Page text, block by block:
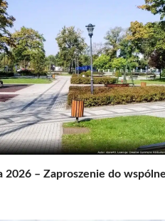
2026 – Zaproszenie do